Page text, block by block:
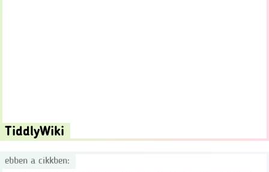
TiddlyWiki
ebben a cikkben: